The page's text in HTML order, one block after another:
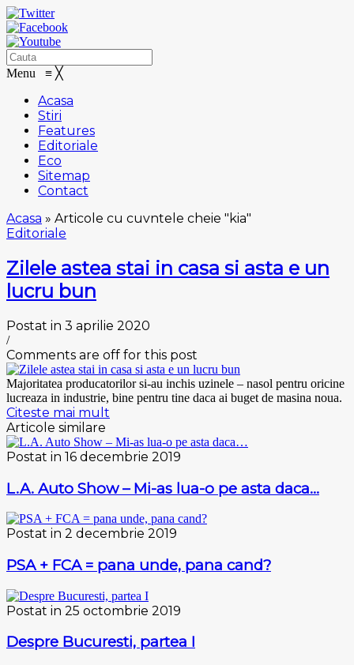
Menu ≡ ╳
Acasa
Stiri
Features
Editoriale
Eco
Sitemap
Contact
Acasa » Articole cu cuvntele cheie "kia"
Editoriale
Zilele astea stai in casa si asta e un
lucru bun
Postat in 3 aprilie 2020
/
Comments are off for this post
Majoritatea producatorilor si-au inchis uzinele – nasol pentru oricine
lucreaza in industrie, bine pentru tine daca ai buget de masina noua.
Citeste mai mult
Articole similare
Postat in 16 decembrie 2019
L.A. Auto Show – Mi-as lua-o pe asta daca…
Postat in 2 decembrie 2019
PSA + FCA = pana unde, pana cand?
Postat in 25 octombrie 2019
Despre Bucuresti, partea I